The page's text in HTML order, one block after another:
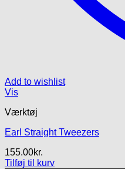
Add to wishlist
Vis
Værktøj
Earl Straight Tweezers
155.00kr.
Tilføj til kurv